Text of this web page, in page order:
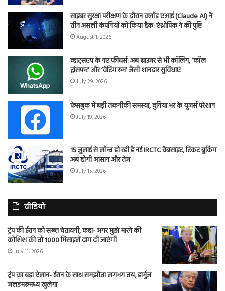
साइबर सुरक्षा परीक्षण के दौरान क्लॉड एआई (Claude AI) ने
तीन असली कंपनियों को किया हैक: एंथ्रोपिक ने की पुष्टि
August 1, 2026
व्हाट्सएप के नए फीचर्स: अब ब्राउजर से भी कॉलिंग, ‘कॉल
ट्रांसफर’ और ‘वेटिंग रूम’ जैसी शानदार सुविधाएं
July 29, 2026
फेसबुक में बड़ी तकनीकी समस्या, दुनिया भर के यूजर्स परेशान
July 19, 2026
15 जुलाई से लॉन्च हो रही है नई IRCTC वेबसाइट, टिकट बुकिंग
अब होगी आसान और तेज
July 15, 2026
वीडियो
ट्रंप की ईरान को सख्त चेतावनी, कहा- अगर मुझे मारने की
कोशिश की तो 1000 मिसाइलें दाग दी जाएंगी
July 11, 2026
ट्रंप का बड़ा ऐलान- ईरान के साथ समझौता लगभग तय, हार्मुज
जलडमरूमध्य खुलेगा